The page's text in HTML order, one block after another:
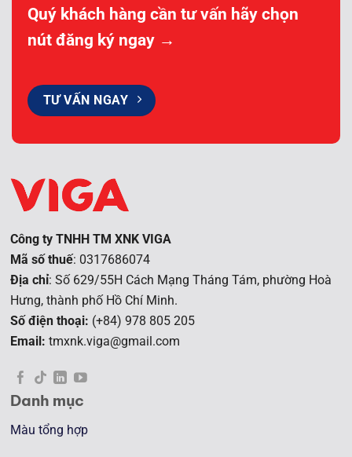
Quý khách hàng cần tư vấn hãy chọn
nút đăng ký ngay →
TƯ VẤN NGAY
Công ty TNHH TM XNK VIGA
Mã số thuế: 0317686074
Địa chỉ: Số 629/55H Cách Mạng Tháng Tám, phường Hoà
Hưng, thành phố Hồ Chí Minh.
Số điện thoại: (+84) 978 805 205
Email: tmxnk.viga@gmail.com
Danh mục
Màu tổng hợp